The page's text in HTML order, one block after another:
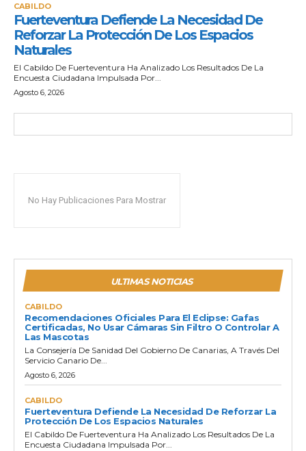
CABILDO
Fuerteventura Defiende La Necesidad De
Reforzar La Protección De Los Espacios
Naturales
El Cabildo De Fuerteventura Ha Analizado Los Resultados De La
Encuesta Ciudadana Impulsada Por...
Agosto 6, 2026
No Hay Publicaciones Para Mostrar
ULTIMAS NOTICIAS
CABILDO
Recomendaciones Oficiales Para El Eclipse: Gafas
Certificadas, No Usar Cámaras Sin Filtro O Controlar A
Las Mascotas
La Consejería De Sanidad Del Gobierno De Canarias, A Través Del
Servicio Canario De...
Agosto 6, 2026
CABILDO
Fuerteventura Defiende La Necesidad De Reforzar La
Protección De Los Espacios Naturales
El Cabildo De Fuerteventura Ha Analizado Los Resultados De La
Encuesta Ciudadana Impulsada Por...